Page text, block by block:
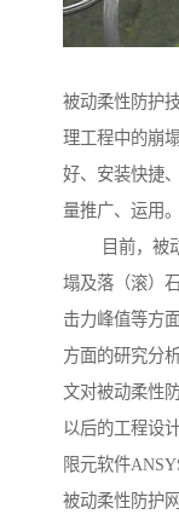
被动柔性防护
理工程中的崩
好、安装快捷
量推广、运用。
目前，被动
塌及落（滚）
击力峰值等方
方面的研究分
文对被动柔性
以后的工程设
限元软件
被动柔性防护